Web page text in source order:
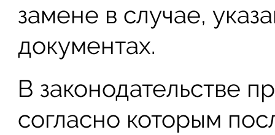
замене в случае,
документах.
В законодательстве
согласно которым